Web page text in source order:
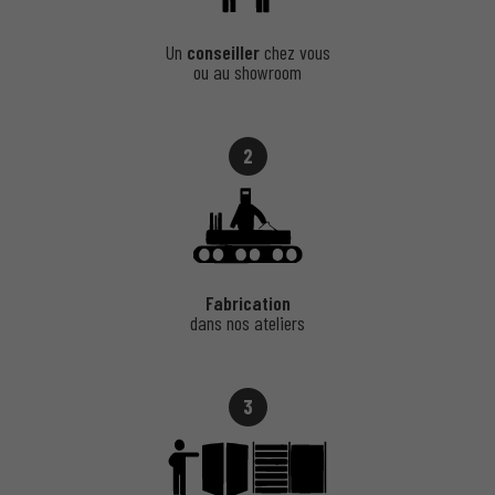
Portillon Semi-Opaque en Aluminium – Sobriété et
Matériau léger et solide
Entretien minimal: Un simple nettoyage suffit.
: Adaptable à tout type de clôture ou
Portillons sur Mesure – Adaptez Votre Portail à Vos
Un conseillerchez vous
ou au showroom
2
Fabrication
dans nos ateliers
3